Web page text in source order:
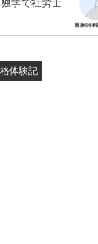
学で社労士
体験記